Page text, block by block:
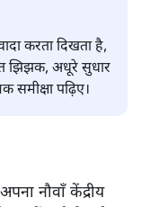
करता दिखता है,
झिझक, अधूरे सुधार
पढ़िए।
नौवाँ केंद्रीय